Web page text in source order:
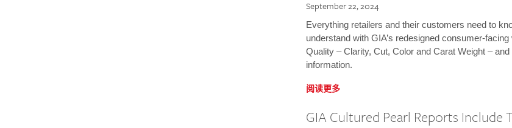
September 22, 2024
Everything retailers and their customers need to
understand with GIA’s redesigned consumer-
Quality – Clarity, Cut, Color and Carat Weight –
information.
阅读更多
GIA Cultured Pearl Reports Include